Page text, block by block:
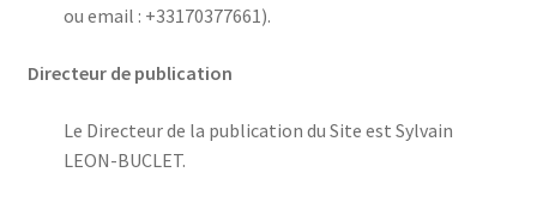
ou email : +33170377661).
Directeur de publication
Le Directeur de la publication du Site est Sylvain
LEON-BUCLET.